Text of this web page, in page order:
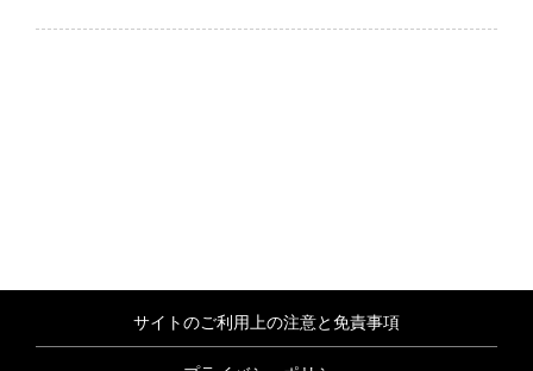
サイトのご利用上の注意と免責事項